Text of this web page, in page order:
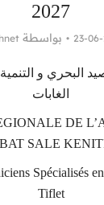
2027
23- بواسطة
البحري و
الغابات
DE
SALE
Spécialisés
Tiflet